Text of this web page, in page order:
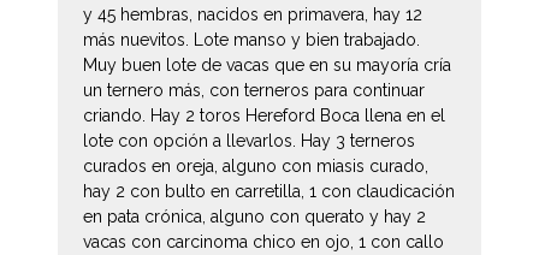
y 45 hembras, nacidos en primavera, hay 12
más nuevitos. Lote manso y bien trabajado.
Muy buen lote de vacas que en su mayoría cría
un ternero más, con terneros para continuar
criando. Hay 2 toros Hereford Boca llena en el
lote con opción a llevarlos. Hay 3 terneros
curados en oreja, alguno con miasis curado,
hay 2 con bulto en carretilla, 1 con claudicación
en pata crónica, alguno con querato y hay 2
vacas con carcinoma chico en ojo, 1 con callo